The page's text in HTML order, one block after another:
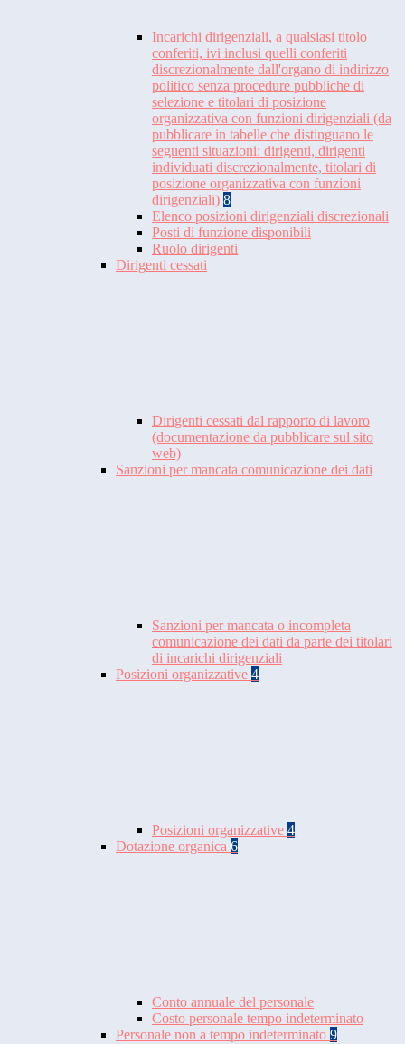
Incarichi dirigenziali, a qualsiasi titolo
conferiti, ivi inclusi quelli conferiti
discrezionalmente dall'organo di indirizzo
politico senza procedure pubbliche di
selezione e titolari di posizione
organizzativa con funzioni dirigenziali (da
pubblicare in tabelle che distinguano le
seguenti situazioni: dirigenti, dirigenti
individuati discrezionalmente, titolari di
posizione organizzativa con funzioni
dirigenziali) 8
Elenco posizioni dirigenziali discrezionali
Posti di funzione disponibili
Ruolo dirigenti
Dirigenti cessati
Dirigenti cessati dal rapporto di lavoro
(documentazione da pubblicare sul sito
web)
Sanzioni per mancata comunicazione dei dati
Sanzioni per mancata o incompleta
comunicazione dei dati da parte dei titolari
di incarichi dirigenziali
Posizioni organizzative 4
Posizioni organizzative 4
Dotazione organica 6
Conto annuale del personale
Costo personale tempo indeterminato
Personale non a tempo indeterminato 9